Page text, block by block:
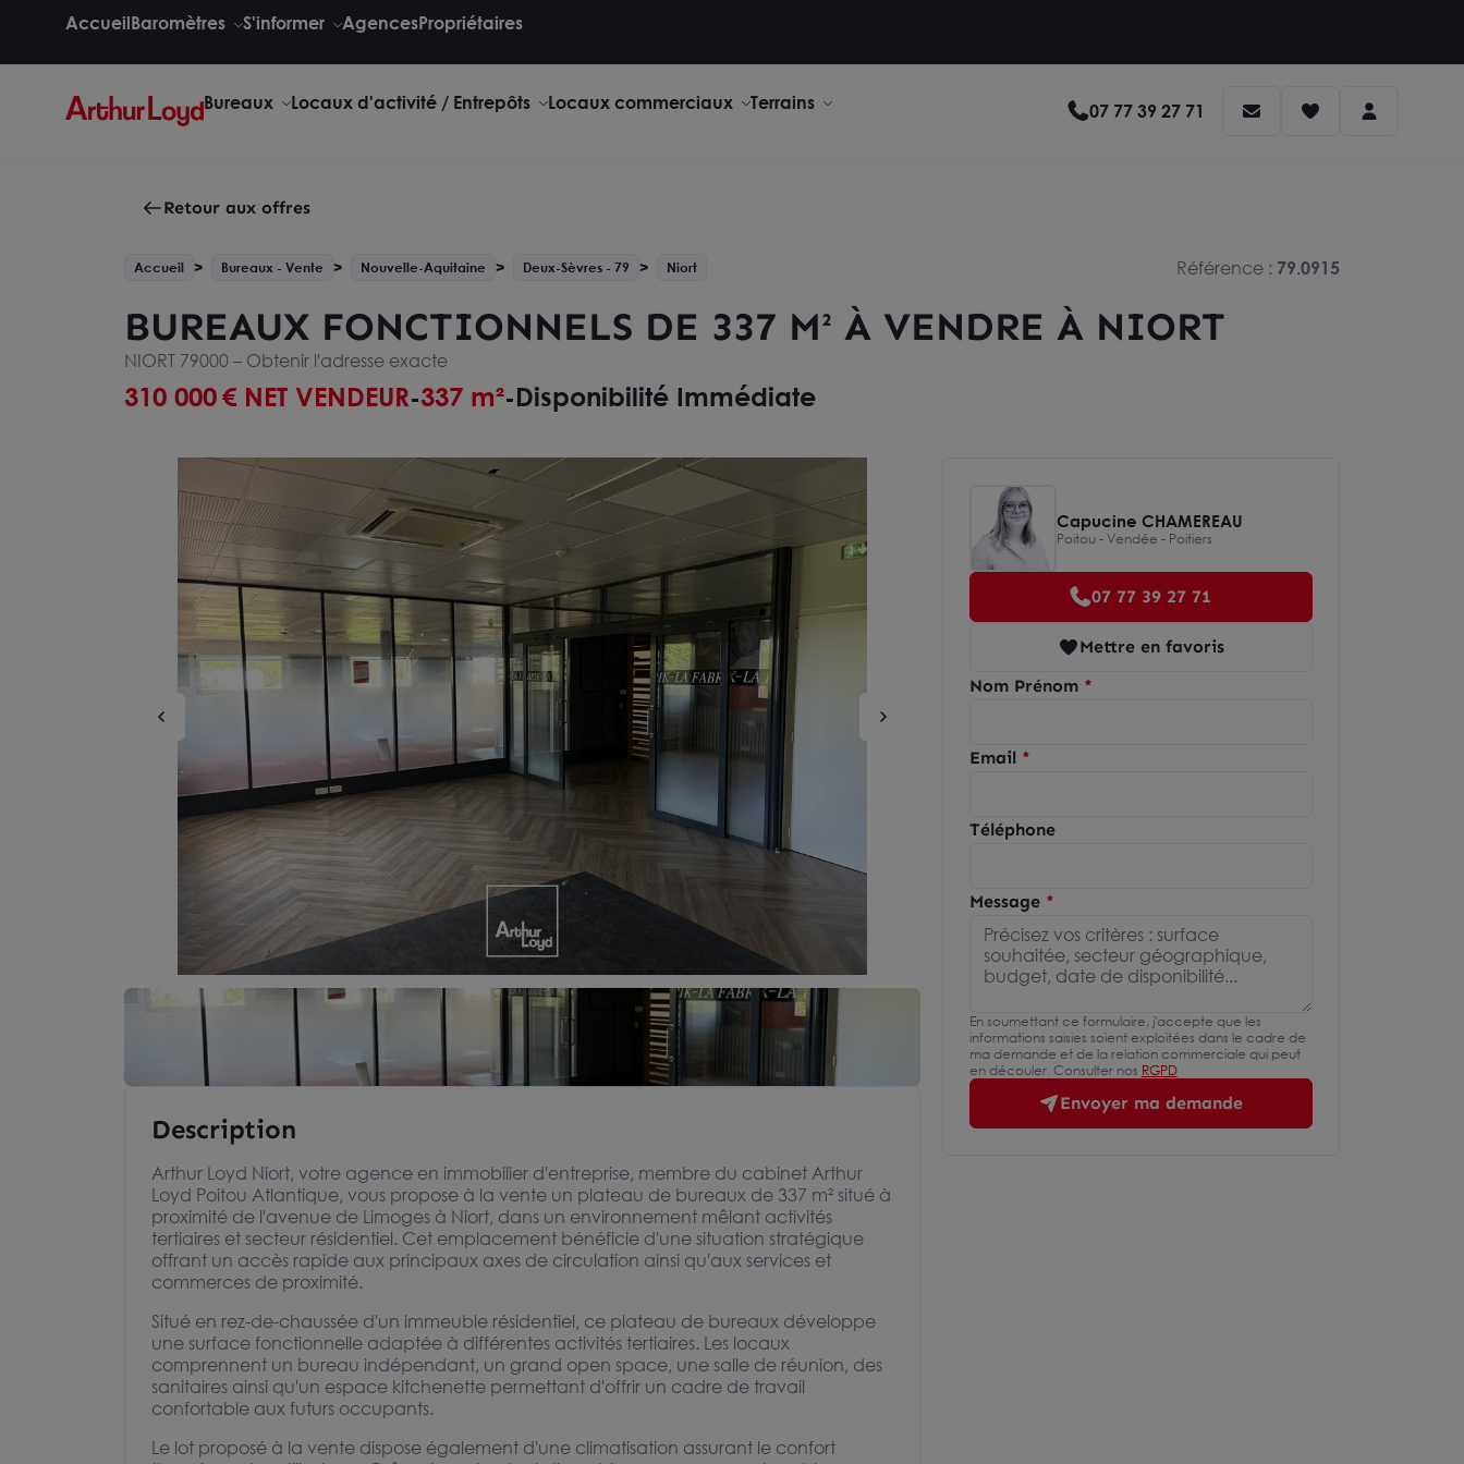
AccueilBaromètres S'informer AgencesPropriétaires
Bureaux Locaux d'activité / Entrepôts Locaux commerciaux Terrains 07 77 39 27 71
Retour aux offres
Accueil Bureaux - Vente Nouvelle-Aquitaine Deux-Sèvres - 79 Niort Référence : 79.0915
BUREAUX FONCTIONNELS DE 337 M² À VENDRE À NIORT
NIORT 79000 – Obtenir l'adresse exacte
310 000€ NET VENDEUR-337 m²-Disponibilité Immédiate
Description
Arthur Loyd Niort, votre agence en immobilier d'entreprise, membre du cabinet Arthur
Loyd Poitou Atlantique, vous propose à la vente un plateau de bureaux de 337 m² situé à
proximité de l'avenue de Limoges à Niort, dans un environnement mêlant activités
tertiaires et secteur résidentiel. Cet emplacement bénéficie d'une situation stratégique
offrant un accès rapide aux principaux axes de circulation ainsi qu'aux services et
commerces de proximité.
Situé en rez-de-chaussée d'un immeuble résidentiel, ce plateau de bureaux développe
une surface fonctionnelle adaptée à différentes activités tertiaires. Les locaux
comprennent un bureau indépendant, un grand open space, une salle de réunion, des
sanitaires ainsi qu'un espace kitchenette permettant d'offrir un cadre de travail
confortable aux futurs occupants.
Le lot proposé à la vente dispose également d'une climatisation assurant le confort
Capucine CHAMEREAU
Poitou - Vendée - Poitiers
07 77 39 27 71
Mettre en favoris
Nom Prénom
Email
Téléphone
Message
En soumettant ce formulaire, j'accepte que les
informations saisies soient exploitées dans le cadre de
ma demande et de la relation commerciale qui peut
en découler. Consulter nos RGPD
Envoyer ma demande